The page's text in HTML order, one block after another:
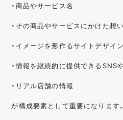
・商品やサービス名
・その商品やサービスにかけた想い
・イメージを形作るサイトデザイン
・情報を継続的に提供できるSNS
・リアル店舗の情報
が構成要素として重要になります。